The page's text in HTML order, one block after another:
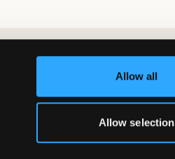
Allow all
Allow selection